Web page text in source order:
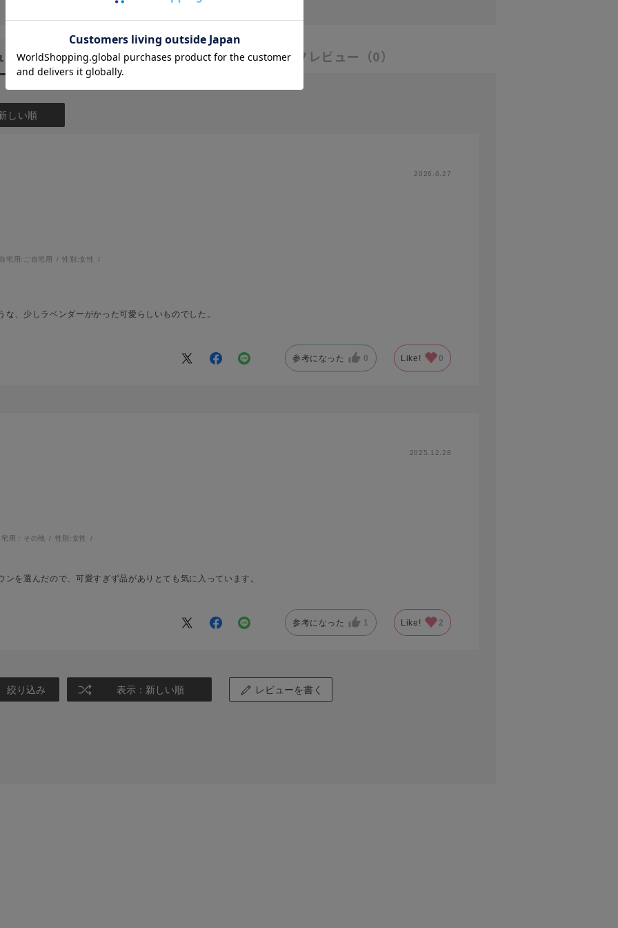
ー（2） スタッフレビュー （0）
しい順
2026.6.27
宅用: ご自宅用 性別:女性
、少しラベンダーがかった可愛らしいものでした。
参考になった 0 Like! 0
2025.12.28
用：その他 性別:女性
を選んだので、可愛すぎず品がありとても気に入っています。
参考になった 1 Like! 2
絞り込み 表示：新しい順 レビューを書く